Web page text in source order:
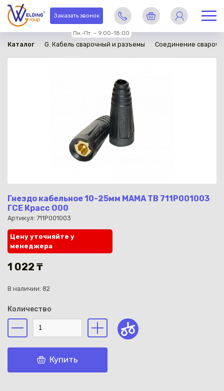
Заказать звонок
Пн.-Пт. – 9:00-18:00
Каталог G. Кабель сварочный и разъемы Соединение
Гнездо кабельное 10-25мм МАМА ТВ 711P001003
ГСЕ Красс О00
Артикул: 711P001003
в наличии
Цену уточняйте у
менеджера
1 022 ₸
В наличии: 82
Количество
Купить